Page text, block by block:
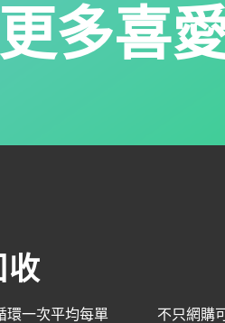
更多喜
收
環一次平均每單
不只網購